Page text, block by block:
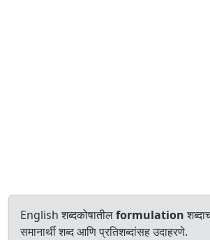
English शब्दकोषातीलformulation
समानार्थी शब्द आणि प्रतिशब्दांसह उदाहरणे.